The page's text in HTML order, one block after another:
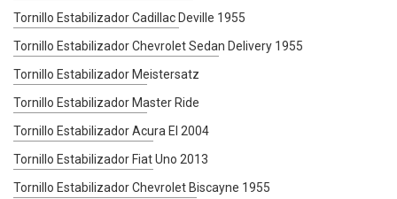
Tornillo Estabilizador Cadillac Deville 1955
Tornillo Estabilizador Chevrolet Sedan Delivery 1955
Tornillo Estabilizador Meistersatz
Tornillo Estabilizador Master Ride
Tornillo Estabilizador Acura El 2004
Tornillo Estabilizador Fiat Uno 2013
Tornillo Estabilizador Chevrolet Biscayne 1955